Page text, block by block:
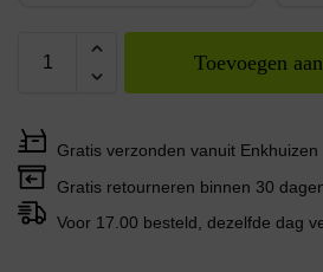
Toevoegen
Gratis verzonden vanuit Enkhuizen
Gratis retourneren binnen 30
Voor 17.00 besteld, dezelfde dag